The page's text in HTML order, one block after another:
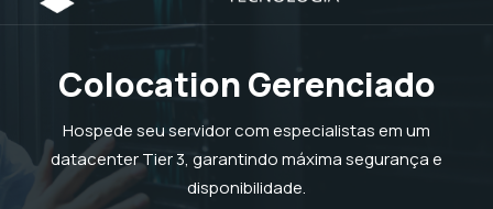
Colocation Gerenciado
Hospede seu servidor com especialistas em um
datacenter Tier 3, garantindo máxima segurança e
disponibilidade.